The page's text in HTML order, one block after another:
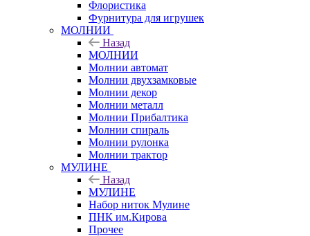
Флористика
Фурнитура для игрушек
МОЛНИИ
Назад
МОЛНИИ
Молнии автомат
Молнии двухзамковые
Молнии декор
Молнии металл
Молнии Прибалтика
Молнии спираль
Молнии рулонка
Молнии трактор
МУЛИНЕ
Назад
МУЛИНЕ
Набор ниток Мулине
ПНК им.Кирова
Прочее